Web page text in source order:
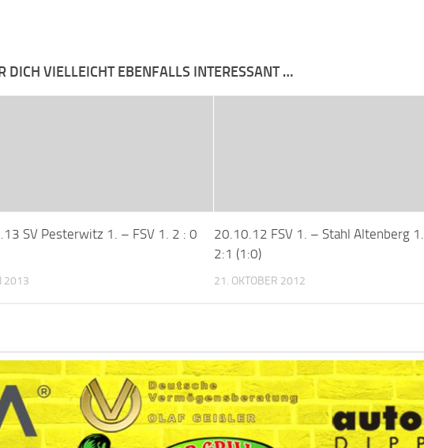
DICH VIELLEICHT EBENFALLS INTERESSANT …
SV Pesterwitz 1. – FSV 1. 2 : 0
2013
20.10.12 FSV 1. – Stahl Altenberg 1.
2:1 (1:0)
21. OKTOBER 2012